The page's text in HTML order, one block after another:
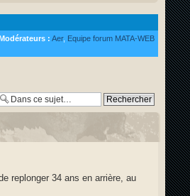
: Aer, Equipe forum MATA-WEB
replonger 34 ans en arrière, au